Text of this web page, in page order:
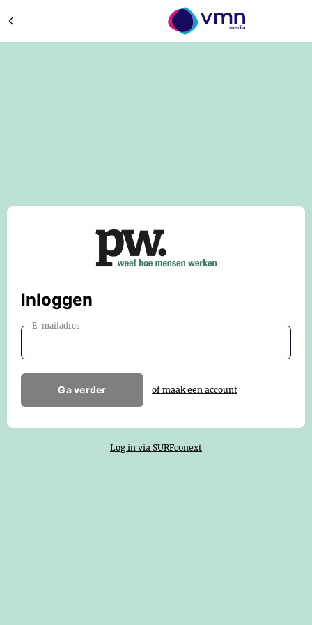
Inloggen
E-mailadres
Ga verder of maak een account
Log in via SURFconext